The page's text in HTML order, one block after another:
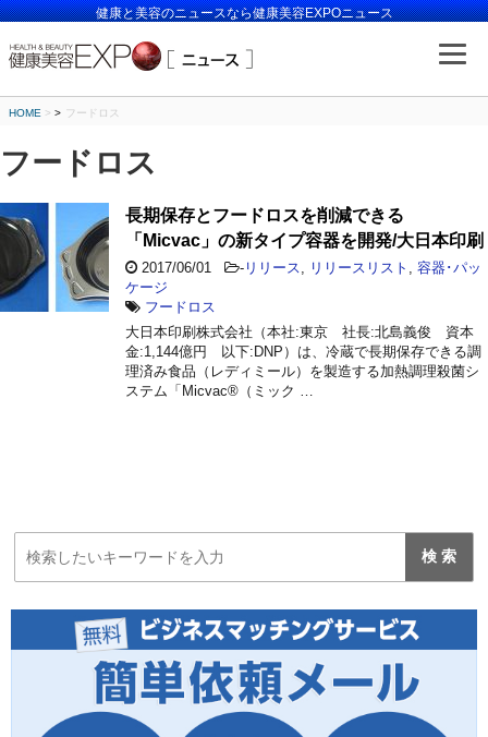
健康と美容のニュースなら健康美容EXPOニュース
HOME > フードロス
フードロス
長期保存とフードロスを削減できる
「Micvac」の新タイプ容器を開発/大日本印刷
2017/06/01 - リリース リリースリスト
容器･パッ
ケージ
フードロス
大日本印刷株式会社（本社:東京 社長:北島義俊 資本
金:1,144億円 以下:DNP）は、冷蔵で長期保存できる調
理済み食品（レディミール）を製造する加熱調理殺菌シ
ステム「Micvac®（ミック …